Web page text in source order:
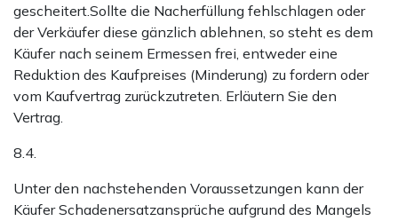
gescheitert.Sollte die Nacherfüllung fehlschlagen oder
der Verkäufer diese gänzlich ablehnen, so steht es dem
Käufer nach seinem Ermessen frei, entweder eine
Reduktion des Kaufpreises (Minderung) zu fordern oder
vom Kaufvertrag zurückzutreten. Erläutern Sie den
Vertrag.
8.4.
Unter den nachstehenden Voraussetzungen kann der
Käufer Schadenersatzansprüche aufgrund des Mangels